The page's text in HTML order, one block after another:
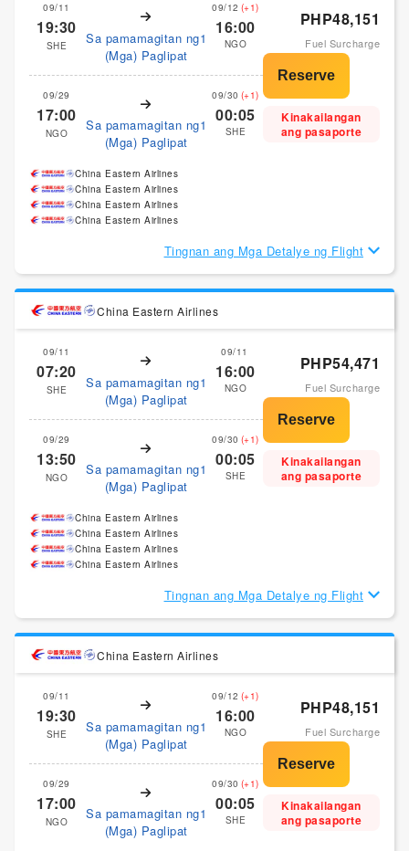
09/11
19:30
SHE
Sa pamamagitan ng1
(Mga) Paglipat
09/12 (+1)
16:00
NGO
09/29
17:00
NGO
Sa pamamagitan ng1
(Mga) Paglipat
09/30 (+1)
00:05
SHE
PHP48,151
Fuel Surcharge
Kinakailangan
ang pasaporte
China Eastern Airlines
China Eastern Airlines
China Eastern Airlines
China Eastern Airlines
Tingnan ang Mga Detalye ng Flight
China Eastern Airlines
09/11
07:20
SHE
Sa pamamagitan ng1
(Mga) Paglipat
09/11
16:00
NGO
09/29
13:50
NGO
Sa pamamagitan ng1
(Mga) Paglipat
09/30 (+1)
00:05
SHE
PHP54,471
Fuel Surcharge
Kinakailangan
ang pasaporte
China Eastern Airlines
China Eastern Airlines
China Eastern Airlines
China Eastern Airlines
Tingnan ang Mga Detalye ng Flight
China Eastern Airlines
09/11
19:30
SHE
Sa pamamagitan ng1
(Mga) Paglipat
09/12 (+1)
16:00
NGO
09/29
17:00
NGO
Sa pamamagitan ng1
(Mga) Paglipat
09/30 (+1)
00:05
SHE
PHP48,151
Fuel Surcharge
Kinakailangan
ang pasaporte